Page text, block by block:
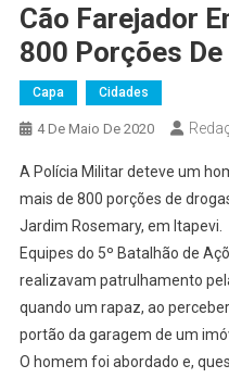
Cão Farejador
800 Porções
Capa Cidades
4 De Maio De 2020
A Polícia Militar deteve um
mais de 800 porções de
Jardim Rosemary, em Itapevi.
Equipes do 5º Batalhão de
realizavam patrulhamento
quando um rapaz, ao
portão da garagem de um
O homem foi abordado e,